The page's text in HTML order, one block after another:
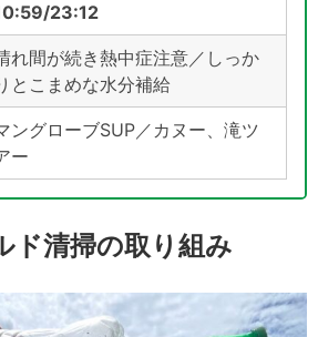
23:12
れ間が続き熱中症注意／しっか
とこまめな水分補給
ングローブSUP／カヌー、滝ツ
ー
ド清掃の取り組み